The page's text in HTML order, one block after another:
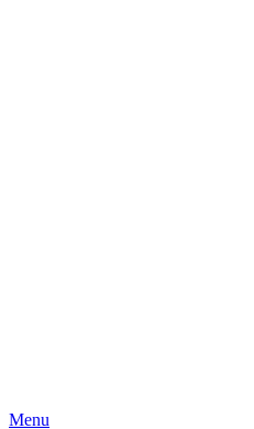
Menu